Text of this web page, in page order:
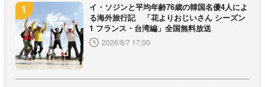
イ・ソジンと平均年齢76歳の韓国名優4人によ
る海外旅行記 「花よりおじいさん シーズン
1 フランス・台湾編」全国無料放送
2026/8/7 17:00